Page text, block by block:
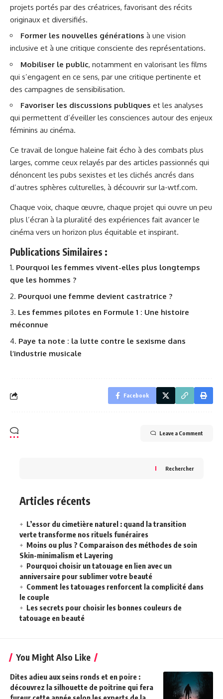
projets portés par des créatrices, favorisant des récits
originaux et diversifiés.
Former les nouvelles générations à une vision
inclusive et à une critique consciente des représentations.
Mobiliser le public, notamment en valorisant les films
qui s’engagent en ce sens, par une critique pertinente et
des campagnes de sensibilisation.
Favoriser les discussions publiques et les analyses
qui permettent d’éveiller les consciences autour des enjeux
féminins au cinéma.
Ce travail de longue haleine fait écho à des combats plus
larges, comme ceux relayés par des articles passionnés qui
dénoncent les pubs sexistes et les clichés ancrés dans
d’autres sphères culturelles, à découvrir sur la-wtf.com.
Chaque voix, chaque œuvre, chaque projet qui ouvre un peu
plus l’écran à la pluralité des expériences fait avancer le
cinéma vers un horizon plus équitable et inspirant.
Publications Similaires :
Pourquoi les femmes vivent-elles plus longtemps
que les hommes ?
Pourquoi une femme devient castratrice ?
Les femmes pilotes en Formule 1 : Une histoire
méconnue
Paye ta note : la lutte contre le sexisme dans
l’industrie musicale
Facebook
Leave a Comment
Rechercher
Articles récents
L’essor du cimetière naturel : quand la transition
verte transforme nos rituels funéraires
Moins ou plus ? Comparaison des méthodes de soin
Skin-minimalism et Layering
Pourquoi choisir un tatouage en lien avec un
anniversaire pour sublimer votre beauté
Comment les tatouages renforcent la complicité dans
le couple
Les secrets pour choisir les bonnes couleurs de
tatouage en beauté
You Might Also Like
Dites adieu aux seins ronds et en poire :
découvrez la silhouette de poitrine qui fera